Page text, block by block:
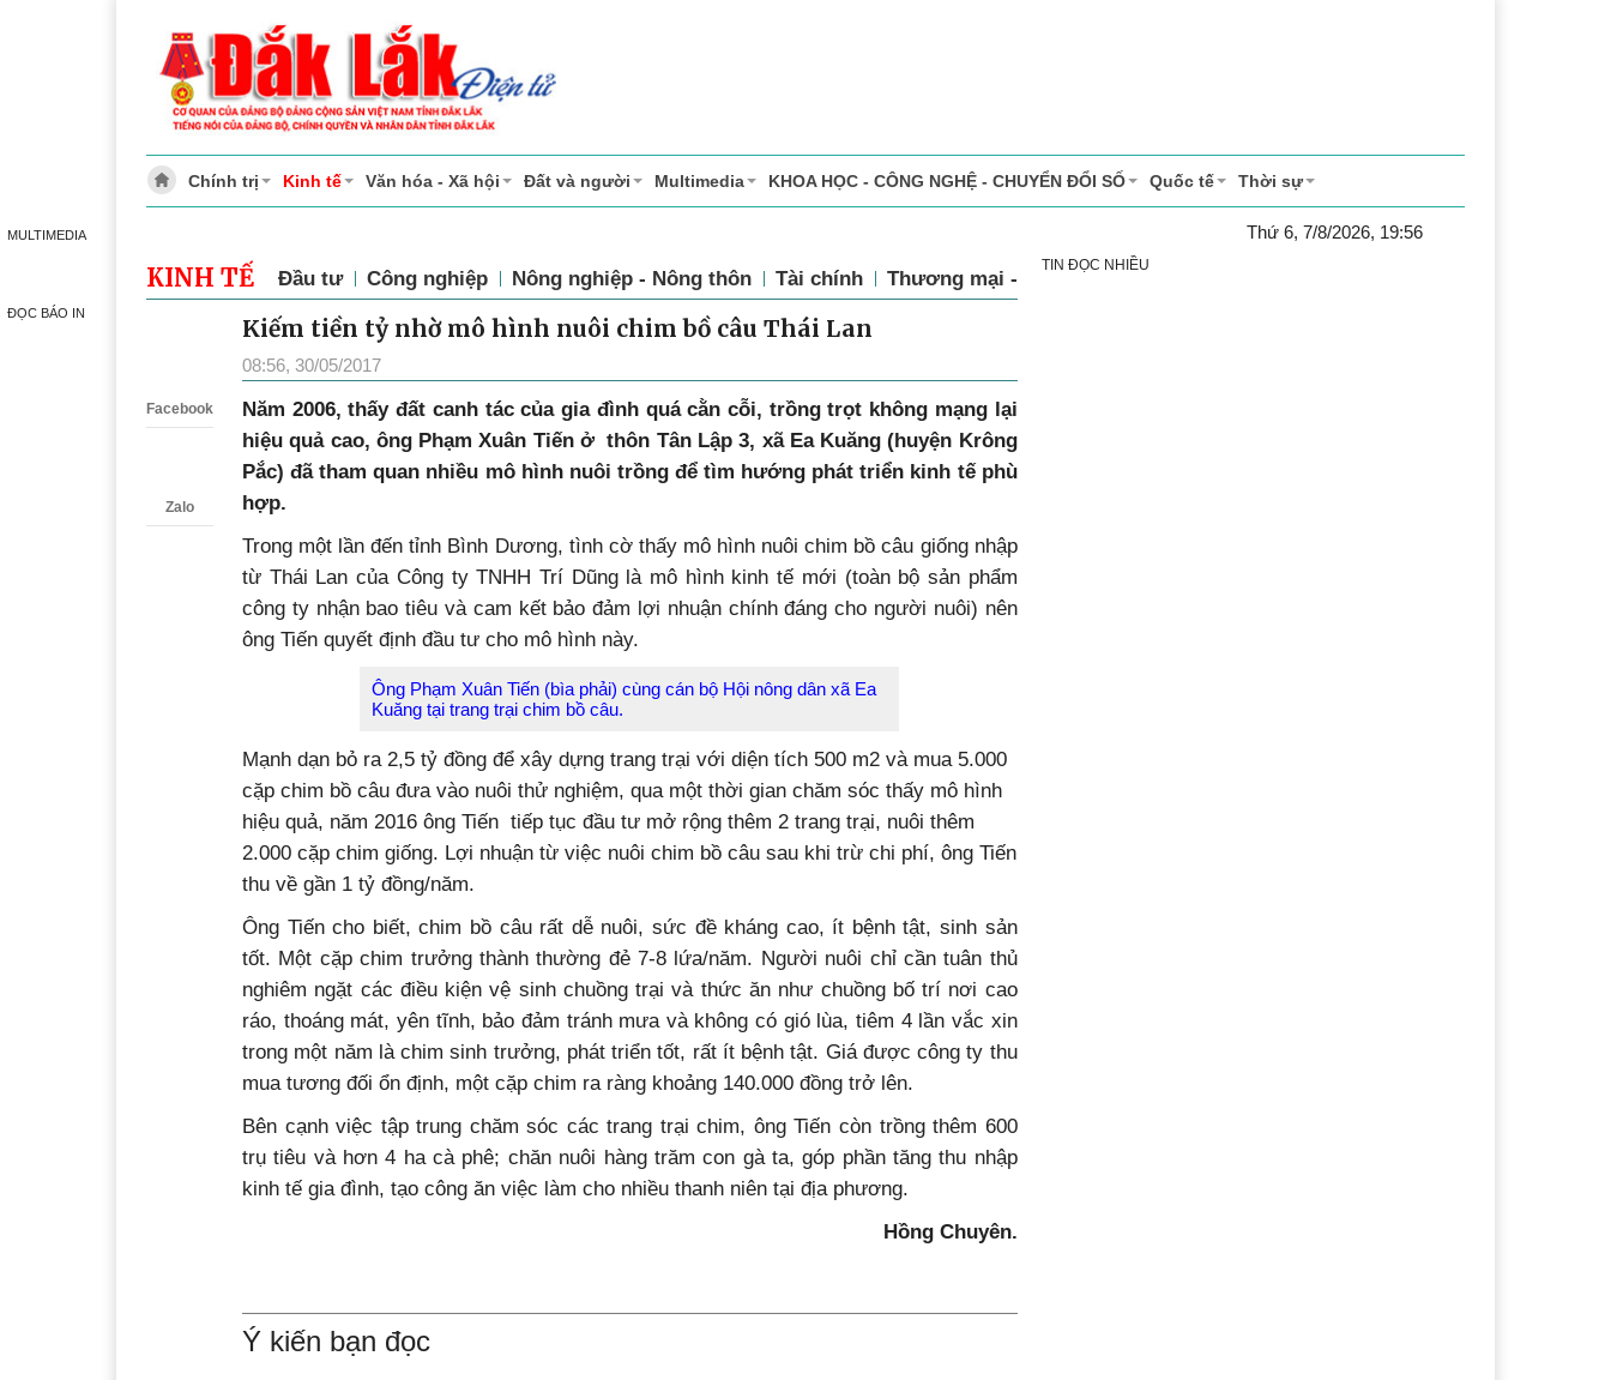
MULTIMEDIA
ĐỌC BÁO IN
Chính trị Kinh tế Văn hóa - Xã hội Đất và người Multimedia KHOA HỌC - CÔNG NGHỆ - CHUYỂN ĐỔI SỐ Quốc tế Thời sự
Thứ 6, 7/8/2026, 19:56
KINH TẾ Đầu tư Công nghiệp Nông nghiệp - Nông thôn Tài chính Thương mại - Dịch vụ
Facebook
Zalo
Kiếm tiền tỷ nhờ mô hình nuôi chim bồ câu Thái Lan
08:56, 30/05/2017
Năm 2006, thấy đất canh tác của gia đình quá cằn cỗi, trồng trọt không mạng lại
hiệu quả cao, ông Phạm Xuân Tiến ở thôn Tân Lập 3, xã Ea Kuăng (huyện Krông
Pắc) đã tham quan nhiều mô hình nuôi trồng để tìm hướng phát triển kinh tế phù
hợp.
Trong một lần đến tỉnh Bình Dương, tình cờ thấy mô hình nuôi chim bồ câu giống nhập
từ Thái Lan của Công ty TNHH Trí Dũng là mô hình kinh tế mới (toàn bộ sản phẩm
công ty nhận bao tiêu và cam kết bảo đảm lợi nhuận chính đáng cho người nuôi) nên
ông Tiến quyết định đầu tư cho mô hình này.
Ông Phạm Xuân Tiến (bìa phải) cùng cán bộ Hội nông dân xã Ea
Kuăng tại trang trại chim bồ câu.
Mạnh dạn bỏ ra 2,5 tỷ đồng để xây dựng trang trại với diện tích 500 m2 và mua 5.000
cặp chim bồ câu đưa vào nuôi thử nghiệm, qua một thời gian chăm sóc thấy mô hình
hiệu quả, năm 2016 ông Tiến tiếp tục đầu tư mở rộng thêm 2 trang trại, nuôi thêm
2.000 cặp chim giống. Lợi nhuận từ việc nuôi chim bồ câu sau khi trừ chi phí, ông Tiến
thu về gần 1 tỷ đồng/năm.
Ông Tiến cho biết, chim bồ câu rất dễ nuôi, sức đề kháng cao, ít bệnh tật, sinh sản
tốt. Một cặp chim trưởng thành thường đẻ 7-8 lứa/năm. Người nuôi chỉ cần tuân thủ
nghiêm ngặt các điều kiện vệ sinh chuồng trại và thức ăn như chuồng bố trí nơi cao
ráo, thoáng mát, yên tĩnh, bảo đảm tránh mưa và không có gió lùa, tiêm 4 lần vắc xin
trong một năm là chim sinh trưởng, phát triển tốt, rất ít bệnh tật. Giá được công ty thu
mua tương đối ổn định, một cặp chim ra ràng khoảng 140.000 đồng trở lên.
Bên cạnh việc tập trung chăm sóc các trang trại chim, ông Tiến còn trồng thêm 600
trụ tiêu và hơn 4 ha cà phê; chăn nuôi hàng trăm con gà ta, góp phần tăng thu nhập
kinh tế gia đình, tạo công ăn việc làm cho nhiều thanh niên tại địa phương.
Hồng Chuyên.
Ý kiến bạn đọc
TIN ĐỌC NHIỀU